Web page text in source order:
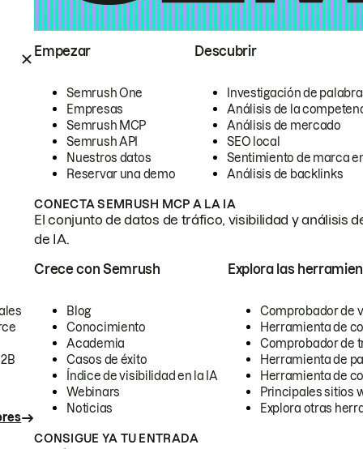
Empezar
Semrush One
Empresas
Semrush MCP
Semrush API
Nuestros datos
Reservar una demo
Descubrir
Investigación de
Análisis de la
Análisis de mercado
SEO local
Sentimiento de marca
Análisis de backlinks
CONECTA SEMRUSH MCP A LA IA
El conjunto de datos de tráfico, visibilidad y análisis
de IA.
Crece con Semrush
Blog
Conocimiento
Academia
Casos de éxito
Índice de visibilidad en la IA
Webinars
Noticias
Explora las
Comprobador de
Herramienta de
Comprobador de
Herramienta de
Herramienta de
Principales sitios
Explora otras
CONSIGUE YA TU ENTRADA